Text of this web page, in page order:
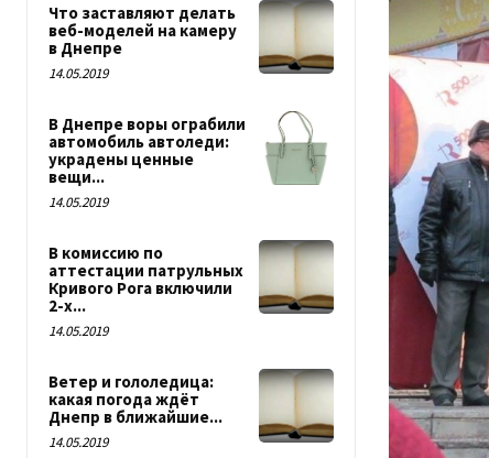
Что заставляют делать
веб-моделей на камеру
в Днепре
14.05.2019
В Днепре воры ограбили
автомобиль автоледи:
украдены ценные
вещи...
14.05.2019
В комиссию по
аттестации патрульных
Кривого Рога включили
2-х...
14.05.2019
Ветер и гололедица:
какая погода ждёт
Днепр в ближайшие...
14.05.2019